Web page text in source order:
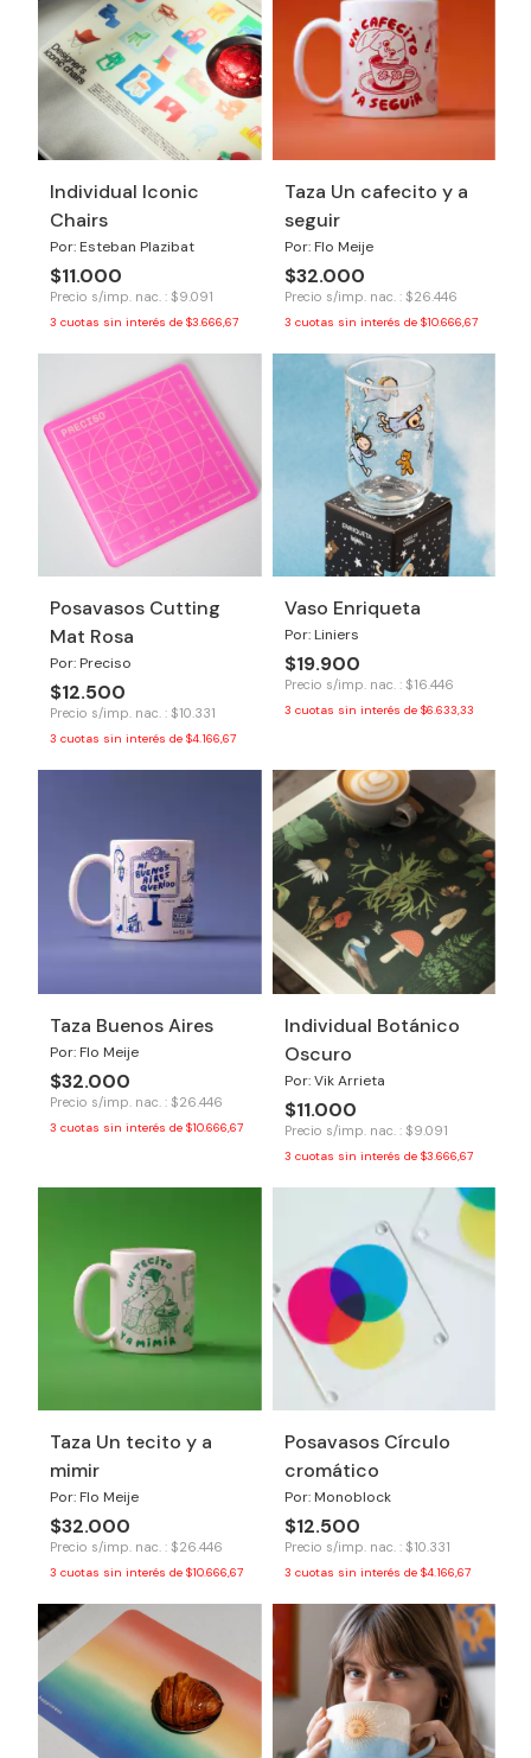
Individual Iconic
Chairs
Por: Esteban Plazibat
$11.000
Precio s/imp. nac. : $9.091
3 cuotas sin interés de $3.666,67
Taza Un cafecito y a
seguir
Por: Flo Meije
$32.000
Precio s/imp. nac. : $26.446
3 cuotas sin interés de $10.666,67
Posavasos Cutting
Mat Rosa
Por: Preciso
$12.500
Precio s/imp. nac. : $10.331
3 cuotas sin interés de $4.166,67
Vaso Enriqueta
Por: Liniers
$19.900
Precio s/imp. nac. : $16.446
3 cuotas sin interés de $6.633,33
Taza Buenos Aires
Por: Flo Meije
$32.000
Precio s/imp. nac. : $26.446
3 cuotas sin interés de $10.666,67
Individual Botánico
Oscuro
Por: Vik Arrieta
$11.000
Precio s/imp. nac. : $9.091
3 cuotas sin interés de $3.666,67
Taza Un tecito y a
mimir
Por: Flo Meije
$32.000
Precio s/imp. nac. : $26.446
3 cuotas sin interés de $10.666,67
Posavasos Círculo
cromático
Por: Monoblock
$12.500
Precio s/imp. nac. : $10.331
3 cuotas sin interés de $4.166,67